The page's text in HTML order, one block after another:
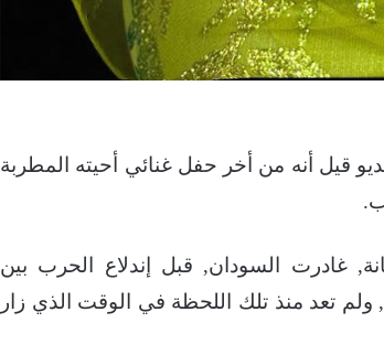
قيل أنه من أخر حفل غنائي أحيته المطربة
غادرت السودان, قبل إندلاع الحرب بين
الجيش, ومليشيا الدعم السريع, في أبريل من العام 2023, ولم تعد منذ تلك اللحظة في الوقت الذي زار